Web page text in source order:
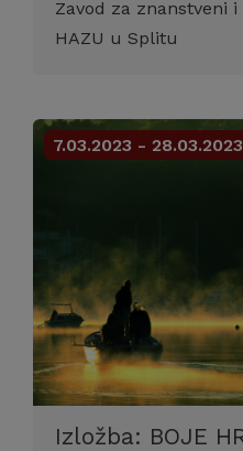
Zavod za znanstveni
HAZU u Splitu
7.03.2023 - 28.03.2023
Izložba: BOJE